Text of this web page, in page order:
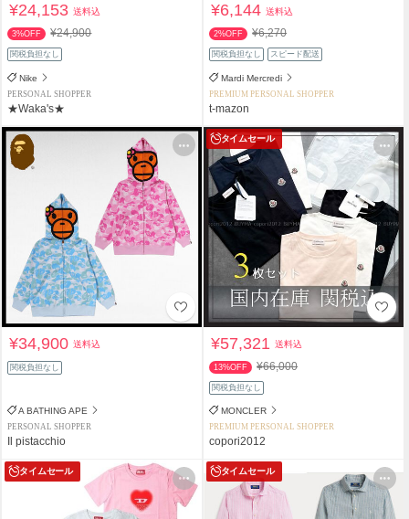
¥24,153送料込
3%OFF ¥24,900
関税負担なし
Nike
PERSONAL SHOPPER
★Waka's★
¥6,144送料込
2%OFF ¥6,270
関税負担なし スピード配送
Mardi Mercredi
PREMIUM PERSONAL SHOPPER
t-mazon
¥34,900送料込
関税負担なし
A BATHING APE
PERSONAL SHOPPER
Il pistacchio
タイムセール
¥57,321送料込
13%OFF ¥66,000
関税負担なし
MONCLER
PREMIUM PERSONAL SHOPPER
copori2012
タイムセール タイムセール